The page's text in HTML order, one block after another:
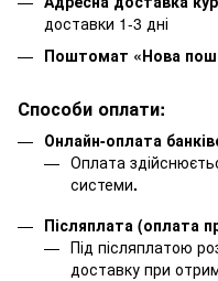
доставки 1-3 дні
Поштомат «Нова
Способи оплати:
Онлайн-оплата
Оплата
системи.
Післяплата (оплата
Під післяплатою
доставку при